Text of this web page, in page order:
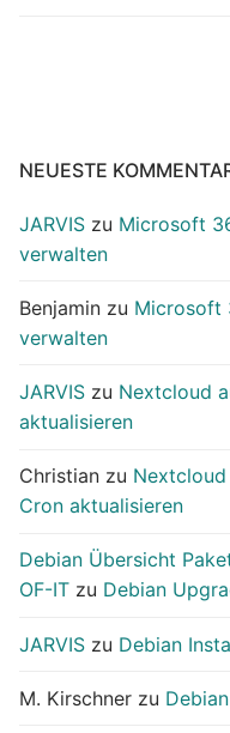
NEUESTE
JARVIS zu Microsoft
verwalten
Benjamin zu Microsoft
verwalten
JARVIS zu Nextcloud
aktualisieren
Christian zu
Cron aktualisieren
Debian Übersicht
OF-IT zu Debian
JARVIS zu Debian
M. Kirschner zu